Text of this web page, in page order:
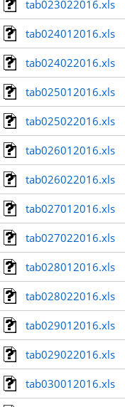
tab023022016.xls
tab024012016.xls
tab024022016.xls
tab025012016.xls
tab025022016.xls
tab026012016.xls
tab026022016.xls
tab027012016.xls
tab027022016.xls
tab028012016.xls
tab028022016.xls
tab029012016.xls
tab029022016.xls
tab030012016.xls